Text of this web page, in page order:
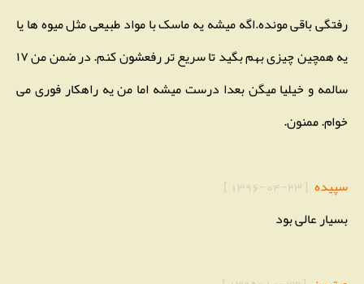
رفتگی باقی مونده.اگه میشه یه ماسک با مواد طبیعی مثل میوه ها یا
یه همچین چیزی بهم بگید تا سریع تر رفعشون کنم. در ضمن من ۱۷
سالمه و خیلیا میگن بعدا درست میشه اما من یه راهکار فوری می
خوام. ممنون.
سپیده [
1396-04-23
]
بسیار عالی بود